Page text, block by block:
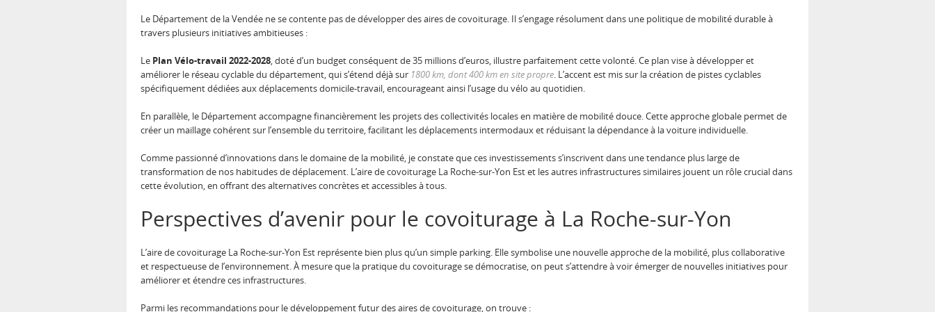
Le Département de la Vendée ne se contente pas de développer des aires de covoiturage. Il s’engage résolument dans une politique de mobilité durable à
travers plusieurs initiatives ambitieuses :
Le Plan Vélo-travail 2022-2028, doté d’un budget conséquent de 35 millions d’euros, illustre parfaitement cette volonté. Ce plan vise à développer et
améliorer le réseau cyclable du département, qui s’étend déjà sur 1800 km, dont 400 km en site propre. L’accent est mis sur la création de pistes cyclables
spécifiquement dédiées aux déplacements domicile-travail, encourageant ainsi l’usage du vélo au quotidien.
En parallèle, le Département accompagne financièrement les projets des collectivités locales en matière de mobilité douce. Cette approche globale permet de
créer un maillage cohérent sur l’ensemble du territoire, facilitant les déplacements intermodaux et réduisant la dépendance à la voiture individuelle.
Comme passionné d’innovations dans le domaine de la mobilité, je constate que ces investissements s’inscrivent dans une tendance plus large de
transformation de nos habitudes de déplacement. L’aire de covoiturage La Roche-sur-Yon Est et les autres infrastructures similaires jouent un rôle crucial dans
cette évolution, en offrant des alternatives concrètes et accessibles à tous.
Perspectives d’avenir pour le covoiturage à La Roche-sur-Yon
L’aire de covoiturage La Roche-sur-Yon Est représente bien plus qu’un simple parking. Elle symbolise une nouvelle approche de la mobilité, plus collaborative
et respectueuse de l’environnement. À mesure que la pratique du covoiturage se démocratise, on peut s’attendre à voir émerger de nouvelles initiatives pour
améliorer et étendre ces infrastructures.
Parmi les recommandations pour le développement futur des aires de covoiturage, on trouve :